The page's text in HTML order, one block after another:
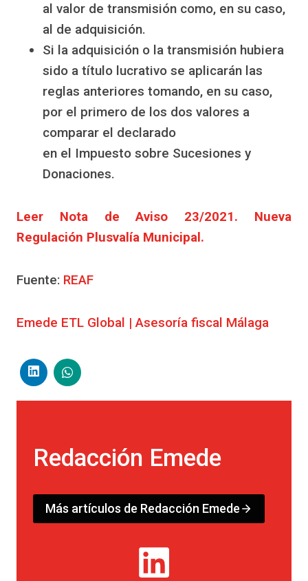
al valor de transmisión como, en su caso,
al de adquisición.
Si la adquisición o la transmisión hubiera
sido a título lucrativo se aplicarán las
reglas anteriores tomando, en su caso,
por el primero de los dos valores a
comparar el declarado
en el Impuesto sobre Sucesiones y
Donaciones.
Leer Nota de Aviso 23/2021. Nueva
Regulación Plusvalía Municipal.
Fuente: REAF
Emede ETL Global | Asesoría fiscal Málaga
Redacción Emede
Más artículos de Redacción Emede